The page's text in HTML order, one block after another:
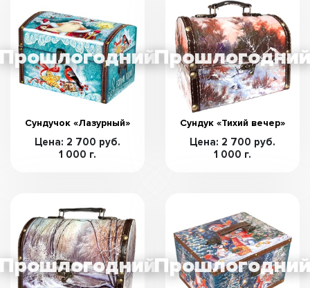
Сундучок «Лазурный»
Цена: 2 700 руб.
1 000 г.
Сундук «Тихий вечер»
Цена: 2 700 руб.
1 000 г.